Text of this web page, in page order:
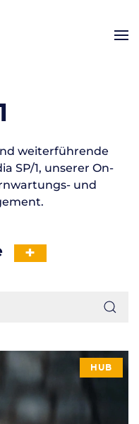
weiterführende
SP/1, unserer On-
und
+
HUB